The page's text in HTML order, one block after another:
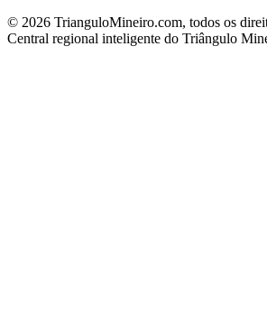
© 2026 TrianguloMineiro.com, todos os
Central regional inteligente do Triângulo